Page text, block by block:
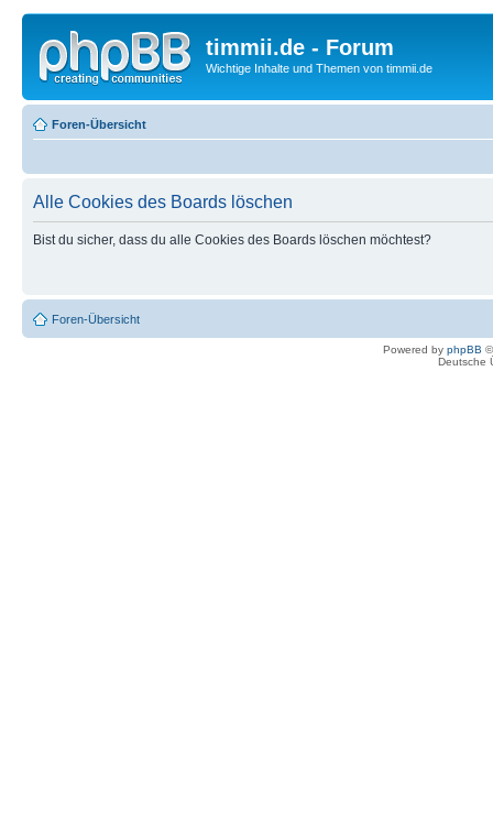
timmii.de - Forum
Wichtige Inhalte und Themen von timmii.de
Foren-Übersicht
Alle Cookies des Boards löschen
Bist du sicher, dass du alle Cookies des Boards löschen möchtest?
Foren-Übersicht
Powered by phpBB
Deutsche